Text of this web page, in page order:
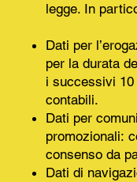
legge. In
Dati per
per la durata
i successivi
contabili.
Dati per
promozionali:
consenso da
Dati di